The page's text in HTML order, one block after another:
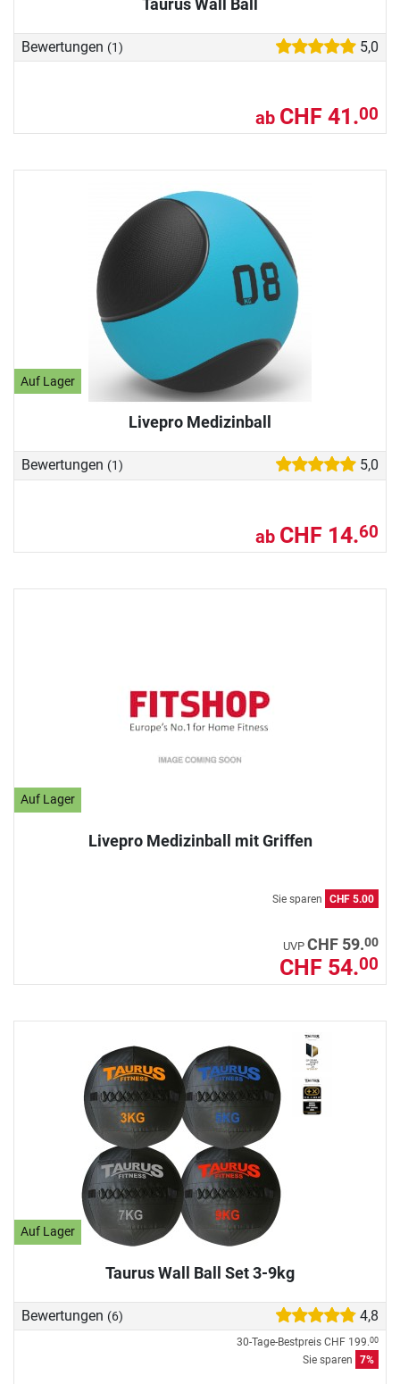
Taurus Wall Ball
Bewertungen (1) 5,0
ab CHF 41.00
Auf Lager
Livepro Medizinball
Bewertungen (1) 5,0
ab CHF 14.60
Auf Lager
Livepro Medizinball mit Griffen
Sie sparen CHF 5.00
UVP CHF 59.00
CHF 54.00
Auf Lager
Taurus Wall Ball Set 3-9kg
Bewertungen (6) 4,8
30-Tage-Bestpreis CHF 199.00
Sie sparen 7%